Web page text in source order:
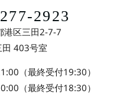
2923
港区三田2-7-7
403号室
終受付19:30）
（最終受付18:30）